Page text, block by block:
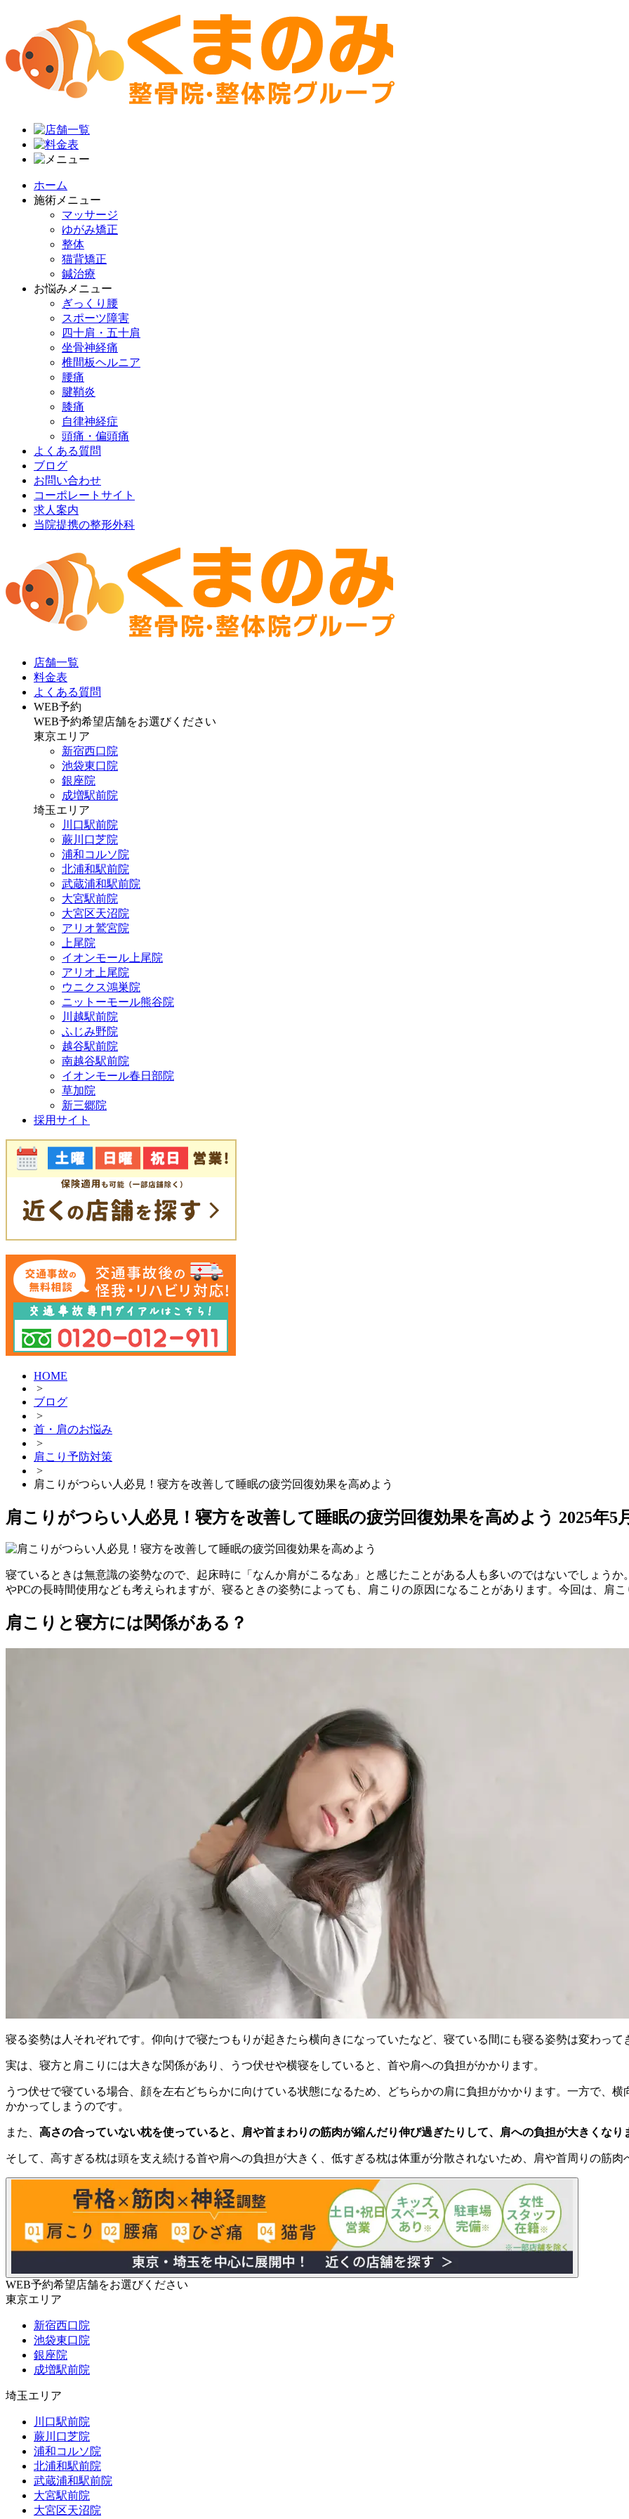
ホーム
施術メニュー
マッサージ
ゆがみ矯正
整体
猫背矯正
鍼治療
お悩みメニュー
ぎっくり腰
スポーツ障害
四十肩・五十肩
坐骨神経痛
椎間板ヘルニア
腰痛
腱鞘炎
膝痛
自律神経症
頭痛・偏頭痛
よくある質問
ブログ
お問い合わせ
コーポレートサイト
求人案内
当院提携の整形外科
店舗一覧
料金表
よくある質問
WEB予約
WEB予約希望店舗をお選びください
東京エリア
新宿西口院
池袋東口院
銀座院
成増駅前院
埼玉エリア
川口駅前院
蕨川口芝院
浦和コルソ院
北浦和駅前院
武蔵浦和駅前院
大宮駅前院
大宮区天沼院
アリオ鷲宮院
上尾院
イオンモール上尾院
アリオ上尾院
ウニクス鴻巣院
ニットーモール熊谷院
川越駅前院
ふじみ野院
越谷駅前院
南越谷駅前院
イオンモール春日部院
草加院
新三郷院
採用サイト
HOME
>
ブログ
>
首・肩のお悩み
>
肩こり予防対策
>
肩こりがつらい人必見！寝方を改善して睡眠の疲労回復効果を高めよう
肩こりがつらい人必見！寝方を改善して睡眠の疲労回復効果を高めよう 2025年5
寝ているときは無意識の姿勢なので、起床時に「なんか肩がこるなあ」と感じたことがある人も多いのではないでしょう
やPCの長時間使用なども考えられますが、寝るときの姿勢によっても、肩こりの原因になることがあります。今回は、肩
肩こりと寝方には関係がある？
寝る姿勢は人それぞれです。仰向けで寝たつもりが起きたら横向きになっていたなど、寝ている間にも寝る姿勢は変わって
実は、寝方と肩こりには大きな関係があり、うつ伏せや横寝をしていると、首や肩への負担がかかります。
うつ伏せで寝ている場合、顔を左右どちらかに向けている状態になるため、どちらかの肩に負担がかかります。一方で、
かかってしまうのです。
また、 高さの合っていない枕を使っていると、肩や首まわりの筋肉が縮んだり伸び過ぎたりして、肩への負担が大きくなり
そして、高すぎる枕は頭を支え続ける首や肩への負担が大きく、低すぎる枕は体重が分散されないため、肩や首周りの筋
WEB予約希望店舗をお選びください
東京エリア
新宿西口院
池袋東口院
銀座院
成増駅前院
埼玉エリア
川口駅前院
蕨川口芝院
浦和コルソ院
北浦和駅前院
武蔵浦和駅前院
大宮駅前院
大宮区天沼院